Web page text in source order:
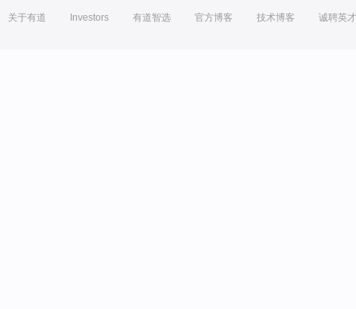
关于有道 Investors 有道智选 官方博客 技术博客 诚聘英才